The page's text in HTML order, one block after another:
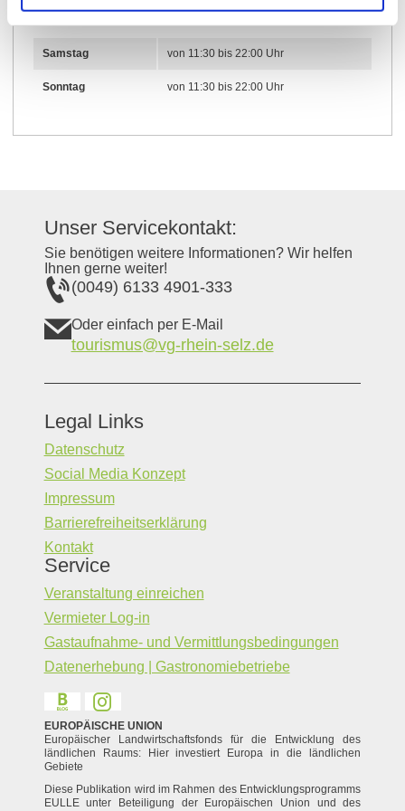
Freitag
von 11:30 bis 14:30 Uhr
Samstag von 11:30 bis 22:00 Uhr
Sonntag von 11:30 bis 22:00 Uhr
Unser Servicekontakt:
Sie benötigen weitere Informationen? Wir helfen
Ihnen gerne weiter!
(0049) 6133 4901-333
Oder einfach per E-Mail
tourismus@vg-rhein-selz.de
Legal Links
Datenschutz
Social Media Konzept
Impressum
Barrierefreiheitserklärung
Kontakt
Service
Veranstaltung einreichen
Vermieter Log-in
Gastaufnahme- und Vermittlungsbedingungen
Datenerhebung | Gastronomiebetriebe
EUROPÄISCHE UNION
Europäischer Landwirtschaftsfonds für die Entwicklung des
ländlichen Raums: Hier investiert Europa in die ländlichen
Gebiete
Diese Publikation wird im Rahmen des Entwicklungsprogramms
EULLE unter Beteiligung der Europäischen Union und des